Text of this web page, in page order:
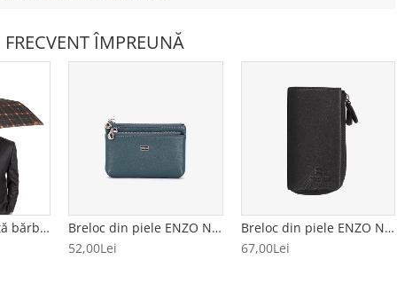
ÎMPREUNĂ
Umbrelă automată bărbați model CUADRADO negru-portocăliu
Breloc din piele ENZO NORI model FILL albastru
52,00Lei
Breloc din piele ENZO NORI model AVA negru
67,00Lei